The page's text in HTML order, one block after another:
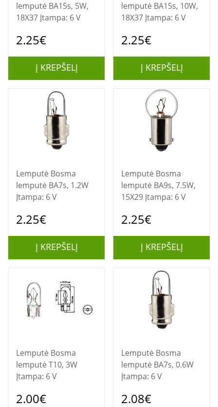
lemputė BA15s, 5W,
18X37 Įtampa: 6 V
2.25€
Į KREPŠELĮ
lemputė BA15s, 10W,
18X37 Įtampa: 6 V
2.25€
Į KREPŠELĮ
Lemputė Bosma
lemputė BA7s, 1.2W
Įtampa: 6 V
2.25€
Į KREPŠELĮ
Lemputė Bosma
lemputė BA9s, 7.5W,
15X29 Įtampa: 6 V
2.25€
Į KREPŠELĮ
Lemputė Bosma
lemputė T10, 3W
Įtampa: 6 V
2.00€
Lemputė Bosma
lemputė BA7s, 0.6W
Įtampa: 6 V
2.08€